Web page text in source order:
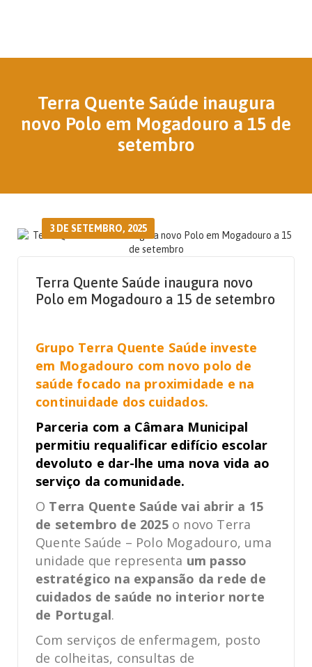
Terra Quente Saúde inaugura
novo Polo em Mogadouro a 15 de
setembro
3 DE SETEMBRO, 2025
Terra Quente Saúde inaugura novo
Polo em Mogadouro a 15 de setembro
Grupo Terra Quente Saúde investe
em Mogadouro com novo polo de
saúde focado na proximidade e na
continuidade dos cuidados.
Parceria com a Câmara Municipal
permitiu requalificar edifício escolar
devoluto e dar-lhe uma nova vida ao
serviço da comunidade.
O Terra Quente Saúde vai abrir a 15
de setembro de 2025o novo Terra
Quente Saúde – Polo Mogadouro, uma
unidade que representa um passo
estratégico na expansão da rede de
cuidados de saúde no interior norte
de Portugal.
Com serviços de enfermagem, posto
de colheitas, consultas de